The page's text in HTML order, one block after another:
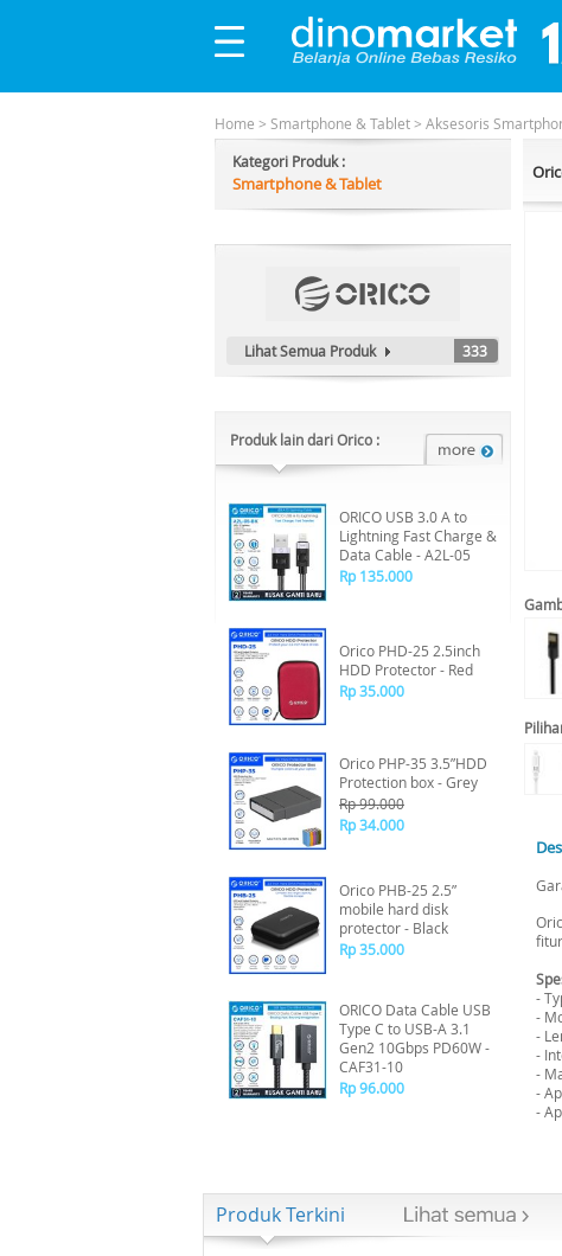
Home > Smartphone & Tablet> Aksesoris
Kategori Produk :
Smartphone & Tablet
Lihat Semua Produk 333
Produk lain dari Orico :
ORICO USB 3.0 A to
Lightning Fast Charge &
Data Cable - A2L-05
Rp 135.000
Orico PHD-25 2.5inch
HDD Protector - Red
Rp 35.000
Orico PHP-35 3.5”HDD
Protection box - Grey
Rp 99.000
Rp 34.000
Orico PHB-25 2.5”
mobile hard disk
protector - Black
Rp 35.000
ORICO Data Cable USB
Type C to USB-A 3.1
Gen2 10Gbps PD60W -
CAF31-10
Rp 96.000
-
-
-
-
-
-
-
Produk Terkini